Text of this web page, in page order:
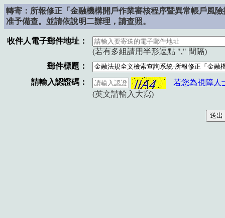
轉寄：所報修正「金融機構開戶作業審核程序暨異常帳戶風
准予備查。並請依說明二辦理，請查照。
收件人電子郵件地址：
(若有多組請用半形逗點 "," 間隔)
郵件標題：
請輸入認證碼：
若您為視障人
(英文請輸入大寫)